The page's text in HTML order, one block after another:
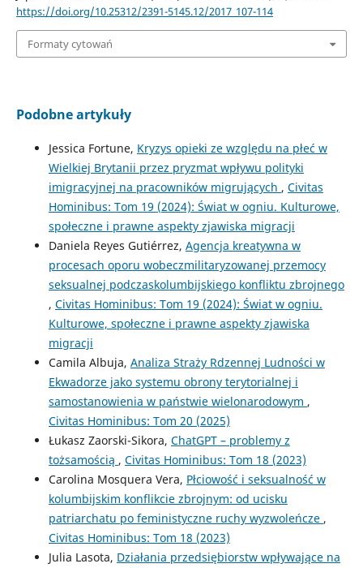
https://doi.org/10.25312/2391-5145.12/2017_107-114
Formaty cytowań
Podobne artykuły
Jessica Fortune, Kryzys opieki ze względu na płeć w
Wielkiej Brytanii przez pryzmat wpływu polityki
imigracyjnej na pracowników migrujących , Civitas
Hominibus: Tom 19 (2024): Świat w ogniu. Kulturowe,
społeczne i prawne aspekty zjawiska migracji
Daniela Reyes Gutiérrez, Agencja kreatywna w
procesach oporu wobeczmilitaryzowanej przemocy
seksualnej podczaskolumbijskiego konfliktu zbrojnego
, Civitas Hominibus: Tom 19 (2024): Świat w ogniu.
Kulturowe, społeczne i prawne aspekty zjawiska
migracji
Camila Albuja, Analiza Straży Rdzennej Ludności w
Ekwadorze jako systemu obrony terytorialnej i
samostanowienia w państwie wielonarodowym ,
Civitas Hominibus: Tom 20 (2025)
Łukasz Zaorski-Sikora, ChatGPT – problemy z
tożsamością , Civitas Hominibus: Tom 18 (2023)
Carolina Mosquera Vera, Płciowość i seksualność w
kolumbijskim konflikcie zbrojnym: od ucisku
patriarchatu po feministyczne ruchy wyzwoleńcze ,
Civitas Hominibus: Tom 18 (2023)
Julia Lasota, Działania przedsiębiorstw wpływające na